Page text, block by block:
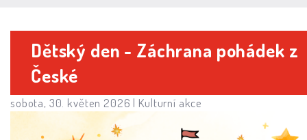
Dětský den - Záchrana pohádek z
České
sobota, 30. květen 2026 | Kulturní akce